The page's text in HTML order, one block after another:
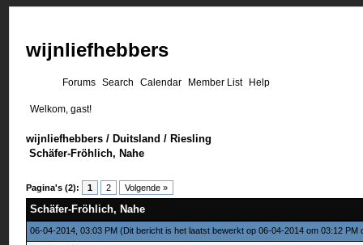
wijnliefhebbers
Forums Search Calendar Member List Help
Welkom, gast!
wijnliefhebbers / Duitsland / Riesling
Schäfer-Fröhlich, Nahe
Pagina's (2): 1 2 Volgende »
Schäfer-Fröhlich, Nahe
06-04-2014, 03:03 PM(Dit bericht is het laatst bewerkt op 06-04-2014 om 03:12 PM